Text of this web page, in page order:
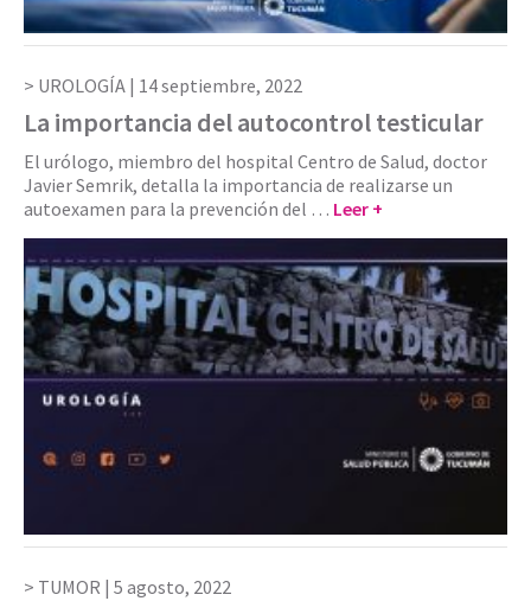
UROLOGÍA | 14 septiembre, 2022
La importancia del autocontrol testicular
El urólogo, miembro del hospital Centro de Salud, doctor
Javier Semrik, detalla la importancia de realizarse un
autoexamen para la prevención del … Leer +
TUMOR | 5 agosto, 2022